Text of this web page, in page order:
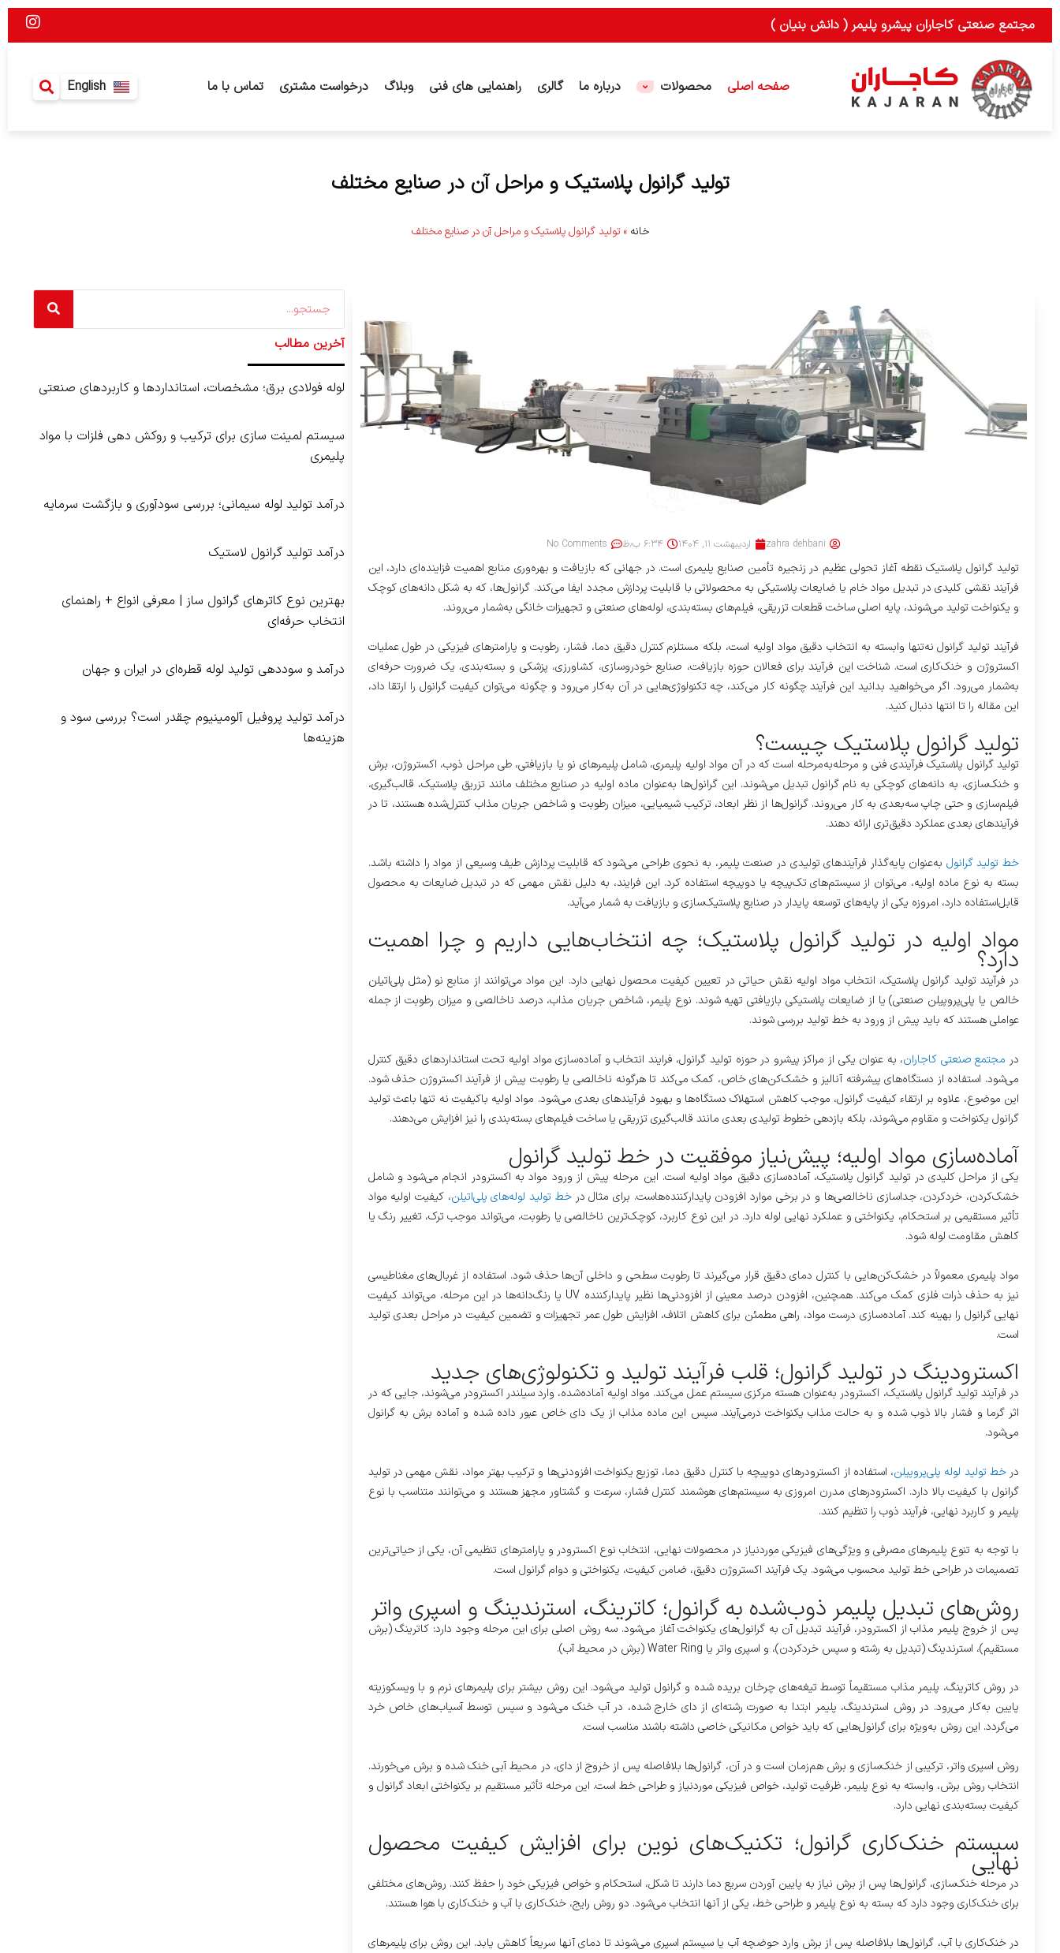
پرش
I
n مجتمع صنعتی کاجاران پیشرو پلیمر ( دانش بنیان )
صفحه اصلی محصولات درباره ما گالری راهنمایی های فنی وبلاگ درخواست مشتری تماس با ما English
تولید گرانول پلاستیک و مراحل آن در صنایع مختلف
خانه »تولید گرانول پلاستیک و مراحل آن در صنایع مختلف
zahra dehbani اردیبهشت ۱۱, ۱۴۰۴ ۶:۳۴ ب٫ظ No Comments
تولید گرانول پلاستیک نقطه آغاز تحولی عظیم در زنجیره تأمین صنایع پلیمری است. در جهانی که بازیافت و بهره‌وری منابع اهمیت فزاینده‌ای دارد، این
فرآیند نقشی کلیدی در تبدیل مواد خام یا ضایعات پلاستیکی به محصولاتی با قابلیت پردازش مجدد ایفا می‌کند. گرانول‌ها، که به شکل دانه‌های کوچک
و یکنواخت تولید می‌شوند، پایه اصلی ساخت قطعات تزریقی، فیلم‌های بسته‌بندی، لوله‌های صنعتی و تجهیزات خانگی به‌شمار می‌روند.
فرآیند تولید گرانول نه‌تنها وابسته به انتخاب دقیق مواد اولیه است، بلکه مستلزم کنترل دقیق دما، فشار، رطوبت و پارامترهای فیزیکی در طول عملیات
اکستروژن و خنک‌کاری است. شناخت این فرآیند برای فعالان حوزه بازیافت، صنایع خودروسازی، کشاورزی، پزشکی و بسته‌بندی، یک ضرورت حرفه‌ای
به‌شمار می‌رود. اگر می‌خواهید بدانید این فرآیند چگونه کار می‌کند، چه تکنولوژی‌هایی در آن به‌کار می‌رود و چگونه می‌توان کیفیت گرانول را ارتقا داد،
این مقاله را تا انتها دنبال کنید.
تولید گرانول پلاستیک چیست؟
تولید گرانول پلاستیک فرآیندی فنی و مرحله‌به‌مرحله است که در آن مواد اولیه پلیمری، شامل پلیمرهای نو یا بازیافتی، طی مراحل ذوب، اکستروژن، برش
و خنک‌سازی، به دانه‌های کوچکی به نام گرانول تبدیل می‌شوند. این گرانول‌ها به‌عنوان ماده اولیه در صنایع مختلف مانند تزریق پلاستیک، قالب‌گیری،
فیلم‌سازی و حتی چاپ سه‌بعدی به کار می‌روند. گرانول‌ها از نظر ابعاد، ترکیب شیمیایی، میزان رطوبت و شاخص جریان مذاب کنترل‌شده هستند، تا در
فرآیندهای بعدی عملکرد دقیق‌تری ارائه دهند.
خط تولید گرانول به‌عنوان پایه‌گذار فرآیندهای تولیدی در صنعت پلیمر، به نحوی طراحی می‌شود که قابلیت پردازش طیف وسیعی از مواد را داشته باشد.
بسته به نوع ماده اولیه، می‌توان از سیستم‌های تک‌پیچه یا دوپیچه استفاده کرد. این فرایند، به دلیل نقش مهمی که در تبدیل ضایعات به محصول
قابل‌استفاده دارد، امروزه یکی از پایه‌های توسعه پایدار در صنایع پلاستیک‌سازی و بازیافت به شمار می‌آید.
مواد اولیه در تولید گرانول پلاستیک؛ چه انتخاب‌هایی داریم و چرا اهمیت
دارد؟
در فرآیند تولید گرانول پلاستیک، انتخاب مواد اولیه نقش حیاتی در تعیین کیفیت محصول نهایی دارد. این مواد می‌توانند از منابع نو (مثل پلی‌اتیلن
خالص یا پلی‌پروپیلن صنعتی) یا از ضایعات پلاستیکی بازیافتی تهیه شوند. نوع پلیمر، شاخص جریان مذاب، درصد ناخالصی و میزان رطوبت از جمله
عواملی هستند که باید پیش از ورود به خط تولید بررسی شوند.
در مجتمع صنعتی کاجاران، به عنوان یکی از مراکز پیشرو در حوزه تولید گرانول، فرایند انتخاب و آماده‌سازی مواد اولیه تحت استانداردهای دقیق کنترل
می‌شود. استفاده از دستگاه‌های پیشرفته آنالیز و خشک‌کن‌های خاص، کمک می‌کند تا هرگونه ناخالصی یا رطوبت پیش از فرآیند اکستروژن حذف شود.
این موضوع، علاوه بر ارتقاء کیفیت گرانول، موجب کاهش استهلاک دستگاه‌ها و بهبود فرآیندهای بعدی می‌شود. مواد اولیه باکیفیت نه تنها باعث تولید
گرانول یکنواخت و مقاوم می‌شوند، بلکه بازدهی خطوط تولیدی بعدی مانند قالب‌گیری تزریقی یا ساخت فیلم‌های بسته‌بندی را نیز افزایش می‌دهند.
آماده‌سازی مواد اولیه؛ پیش‌نیاز موفقیت در خط تولید گرانول
یکی از مراحل کلیدی در تولید گرانول پلاستیک، آماده‌سازی دقیق مواد اولیه است. این مرحله پیش از ورود مواد به اکسترودر انجام می‌شود و شامل
خشک‌کردن، خردکردن، جداسازی ناخالصی‌ها و در برخی موارد افزودن پایدارکننده‌هاست. برای مثال درخط تولید لوله‌های پلی‌اتیلن، کیفیت اولیه مواد
تأثیر مستقیمی بر استحکام، یکنواختی و عملکرد نهایی لوله دارد. در این نوع کاربرد، کوچک‌ترین ناخالصی یا رطوبت، می‌تواند موجب ترک، تغییر رنگ یا
کاهش مقاومت لوله شود.
مواد پلیمری معمولاً در خشک‌کن‌هایی با کنترل دمای دقیق قرار می‌گیرند تا رطوبت سطحی و داخلی آن‌ها حذف شود. استفاده از غربال‌های مغناطیسی
نیز به حذف ذرات فلزی کمک می‌کند. همچنین، افزودن درصد معینی از افزودنی‌ها نظیر پایدارکننده UV یا رنگ‌دانه‌ها در این مرحله، می‌تواند کیفیت
نهایی گرانول را بهینه کند. آماده‌سازی درست مواد، راهی مطمئن برای کاهش اتلاف، افزایش طول عمر تجهیزات و تضمین کیفیت در مراحل بعدی تولید
است.
اکسترودینگ در تولید گرانول؛ قلب فرآیند تولید و تکنولوژی‌های جدید
در فرآیند تولید گرانول پلاستیک، اکسترودر به‌عنوان هسته مرکزی سیستم عمل می‌کند. مواد اولیه آماده‌شده، وارد سیلندر اکسترودر می‌شوند، جایی که در
اثر گرما و فشار بالا ذوب شده و به حالت مذاب یکنواخت درمی‌آیند. سپس این ماده مذاب از یک دای خاص عبور داده شده و آماده برش به گرانول
می‌شود.
درخط تولید لوله‌ پلی‌‌پروپیلن، استفاده از اکسترودرهای دوپیچه با کنترل دقیق دما، توزیع یکنواخت افزودنی‌ها و ترکیب بهتر مواد، نقش مهمی در تولید
گرانول با کیفیت بالا دارد. اکسترودرهای مدرن امروزی به سیستم‌های هوشمند کنترل فشار، سرعت و گشتاور مجهز هستند و می‌توانند متناسب با نوع
پلیمر و کاربرد نهایی، فرآیند ذوب را تنظیم کنند.
با توجه به تنوع پلیمرهای مصرفی و ویژگی‌های فیزیکی موردنیاز در محصولات نهایی، انتخاب نوع اکسترودر و پارامترهای تنظیمی آن، یکی از حیاتی‌ترین
تصمیمات در طراحی خط تولید محسوب می‌شود. یک فرآیند اکستروژن دقیق، ضامن کیفیت، یکنواختی و دوام گرانول است.
روش‌های تبدیل پلیمر ذوب‌شده به گرانول؛ کاترینگ، استرندینگ و اسپری واتر
پس از خروج پلیمر مذاب از اکسترودر، فرآیند تبدیل آن به گرانول‌های یکنواخت آغاز می‌شود. سه روش اصلی برای این مرحله وجود دارد: کاترینگ (برش
مستقیم)، استرندینگ (تبدیل به رشته و سپس خردکردن)، و اسپری واتر یا Water Ring (برش در محیط آب).
در روش کاترینگ، پلیمر مذاب مستقیماً توسط تیغه‌های چرخان بریده شده و گرانول تولید می‌شود. این روش بیشتر برای پلیمرهای نرم و با ویسکوزیته
پایین به‌کار می‌رود. در روش استرندینگ، پلیمر ابتدا به صورت رشته‌ای از دای خارج شده، در آب خنک می‌شود و سپس توسط آسیاب‌های خاص خرد
می‌گردد. این روش به‌ویژه برای گرانول‌هایی که باید خواص مکانیکی خاصی داشته باشند مناسب است.
روش اسپری واتر، ترکیبی از خنک‌سازی و برش هم‌زمان است و در آن، گرانول‌ها بلافاصله پس از خروج از دای، در محیط آبی خنک شده و برش می‌خورند.
انتخاب روش برش، وابسته به نوع پلیمر، ظرفیت تولید، خواص فیزیکی موردنیاز و طراحی خط است. این مرحله تأثیر مستقیم بر یکنواختی ابعاد گرانول و
کیفیت بسته‌بندی نهایی دارد.
سیستم خنک‌کاری گرانول؛ تکنیک‌های نوین برای افزایش کیفیت محصول
نهایی
در مرحله خنک‌سازی، گرانول‌ها پس از برش نیاز به پایین آوردن سریع دما دارند تا شکل، استحکام و خواص فیزیکی خود را حفظ کنند. روش‌های مختلفی
برای خنک‌کاری وجود دارد که بسته به نوع پلیمر و طراحی خط، یکی از آنها انتخاب می‌شود. دو روش رایج، خنک‌کاری با آب و خنک‌کاری با هوا هستند.
در خنک‌کاری با آب، گرانول‌ها بلافاصله پس از برش وارد حوضچه آب یا سیستم اسپری می‌شوند تا دمای آنها سریعاً کاهش یابد. این روش برای پلیمرهای
آخرین مطالب
لوله فولادی برق؛ مشخصات، استانداردها و کاربردهای صنعتی
سیستم لمینت‌ سازی برای ترکیب و روکش‌ دهی فلزات با مواد
پلیمری
درآمد تولید لوله سیمانی؛ بررسی سودآوری و بازگشت سرمایه
درآمد تولید گرانول لاستیک
بهترین نوع کاترهای گرانول‌ ساز | معرفی انواع + راهنمای
انتخاب حرفه‌ای
درآمد و سوددهی تولید لوله قطره‌ای در ایران و جهان
درآمد تولید پروفیل آلومینیوم چقدر است؟ بررسی سود و
هزینه‌ها